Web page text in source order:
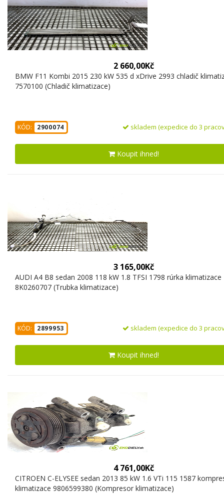
2 660,00Kč
BMW F11 Kombi 2015 230 kW 535 d xDrive 2993 chladič
7570100 (Chladič klimatizace)
KÓD: 2900074 skladem (expedice do 3
Koupit ihned!
3 165,00Kč
AUDI A4 B8 sedan 2008 118 kW 1.8 TFSI 1798 rúrka klimatizace
8K0260707 (Trubka klimatizace)
KÓD: 2899953 skladem (expedice do 3
Koupit ihned!
4 761,00Kč
CITROEN C-ELYSEE sedan 2013 85 kW 1.6 VTi 115 1587
klimatizace 9806599380 (Kompresor klimatizace)